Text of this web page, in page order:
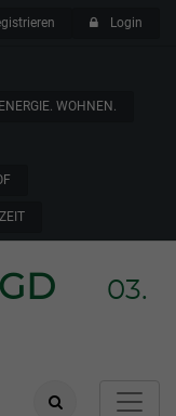
Login
WOHNEN.
03.